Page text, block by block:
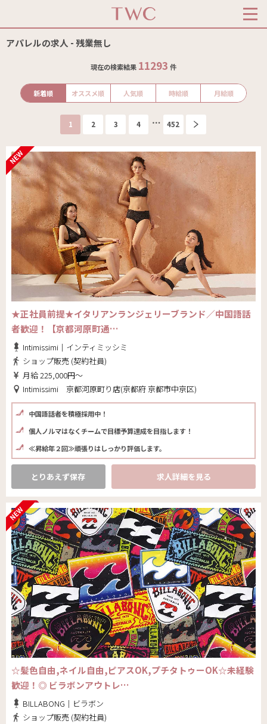
アパレルの求人 - 残業無し
現在の検索結果 11293 件
新着順 オススメ順 人気順 時給順 月給順
1 2 3 4 452
★正社員前提★イタリアンランジェリーブランド／中国語話
者歓迎！【京都河原町通…
Intimissimi｜インティミッシミ
ショップ販売 (契約社員)
月給 225,000円～
Intimissimi 京都河原町り店(京都府 京都市中京区)
中国語話者を積極採用中！
個人ノルマはなくチームで目標予算達成を目指します！
≪昇給年２回≫頑張りはしっかり評価します。
とりあえず保存 求人詳細を見る
☆髪色自由,ネイル自由,ピアスOK,プチタトゥーOK☆未経験
歓迎！◎ ビラボンアウトレ…
BILLABONG｜ビラボン
ショップ販売 (契約社員)